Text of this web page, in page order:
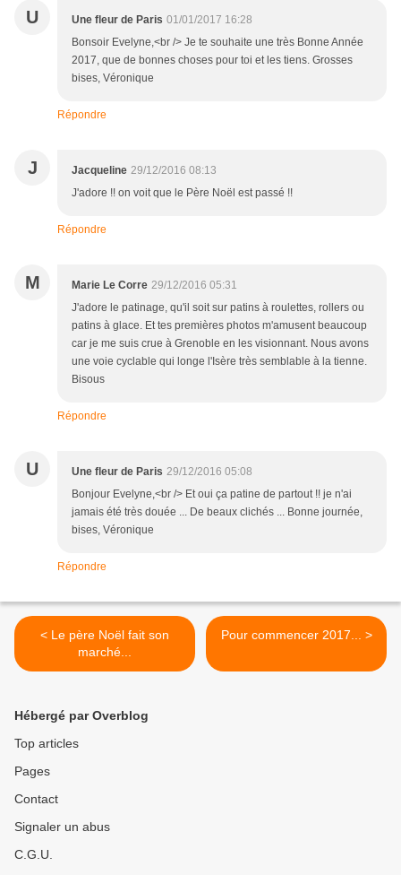
U Une fleur de Paris 01/01/2017 16:28
Bonsoir Evelyne,<br /> Je te souhaite une très Bonne Année
2017, que de bonnes choses pour toi et les tiens. Grosses
bises, Véronique
Répondre
J Jacqueline 29/12/2016 08:13
J'adore !! on voit que le Père Noël est passé !!
Répondre
M Marie Le Corre 29/12/2016 05:31
J'adore le patinage, qu'il soit sur patins à roulettes, rollers ou
patins à glace. Et tes premières photos m'amusent beaucoup
car je me suis crue à Grenoble en les visionnant. Nous avons
une voie cyclable qui longe l'Isère très semblable à la tienne.
Bisous
Répondre
U Une fleur de Paris 29/12/2016 05:08
Bonjour Evelyne,<br /> Et oui ça patine de partout !! je n'ai
jamais été très douée ... De beaux clichés ... Bonne journée,
bises, Véronique
Répondre
< Le père Noël fait son
marché...
Pour commencer 2017... >
Hébergé par Overblog
Top articles
Pages
Contact
Signaler un abus
C.G.U.